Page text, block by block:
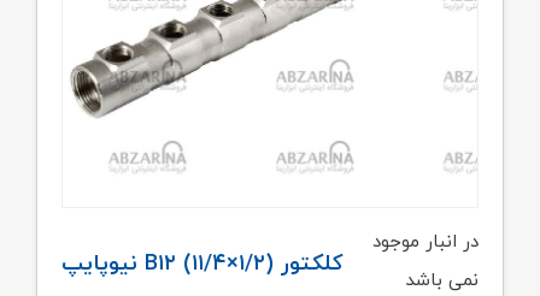
کلکتور (B۱۲ (۱۱/۴×۱/۲ نیوپایپ
در انبار موجود
نمی باشد